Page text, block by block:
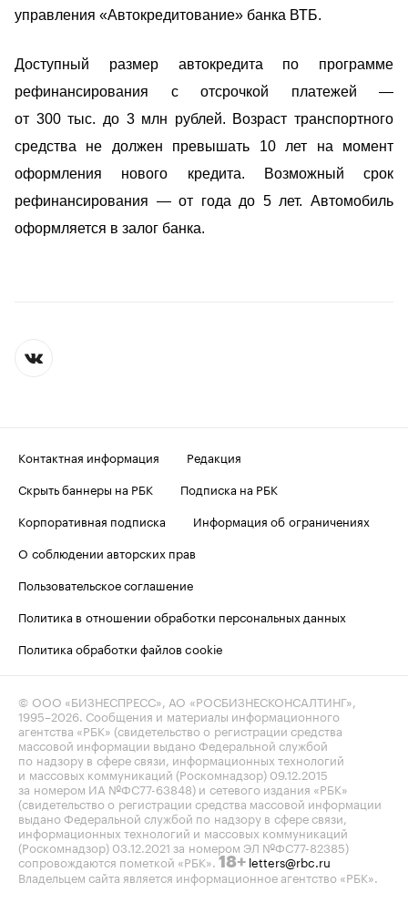
управления «Автокредитование» банка ВТБ.
Доступный размер автокредита по программе
рефинансирования с отсрочкой платежей —
от 300 тыс. до 3 млн рублей. Возраст транспортного
средства не должен превышать 10 лет на момент
оформления нового кредита. Возможный срок
рефинансирования — от года до 5 лет. Автомобиль
оформляется в залог банка.
Контактная информация
Редакция
Скрыть баннеры на РБК
Подписка на РБК
Корпоративная подписка
Информация об ограничениях
О соблюдении авторских прав
Пользовательское соглашение
Политика в отношении обработки персональных данных
Политика обработки файлов cookie
© ООО «БИЗНЕСПРЕСС», АО «РОСБИЗНЕСКОНСАЛТИНГ»,
1995–2026. Сообщения и материалы информационного
агентства «РБК» (свидетельство о регистрации средства
массовой информации выдано Федеральной службой
по надзору в сфере связи, информационных технологий
и массовых коммуникаций (Роскомнадзор) 09.12.2015
за номером ИА №ФС77-63848) и сетевого издания «РБК»
(свидетельство о регистрации средства массовой информации
выдано Федеральной службой по надзору в сфере связи,
информационных технологий и массовых коммуникаций
(Роскомнадзор) 03.12.2021 за номером ЭЛ №ФС77-82385)
сопровождаются пометкой «РБК». 18+ letters@rbc.ru
Владельцем сайта является информационное агентство «РБК».